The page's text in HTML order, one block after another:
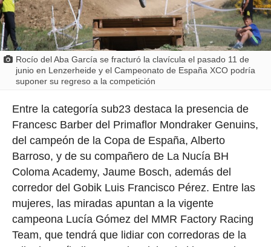
Rocío del Aba García se fracturó la clavícula el pasado 11 de
junio en Lenzerheide y el Campeonato de España XCO podría
suponer su regreso a la competición
Entre la categoría sub23 destaca la presencia de
Francesc Barber del Primaflor Mondraker Genuins,
del campeón de la Copa de España, Alberto
Barroso, y de su compañero de La Nucía BH
Coloma Academy, Jaume Bosch, además del
corredor del Gobik Luis Francisco Pérez. Entre las
mujeres, las miradas apuntan a la vigente
campeona Lucía Gómez del MMR Factory Racing
Team, que tendrá que lidiar con corredoras de la